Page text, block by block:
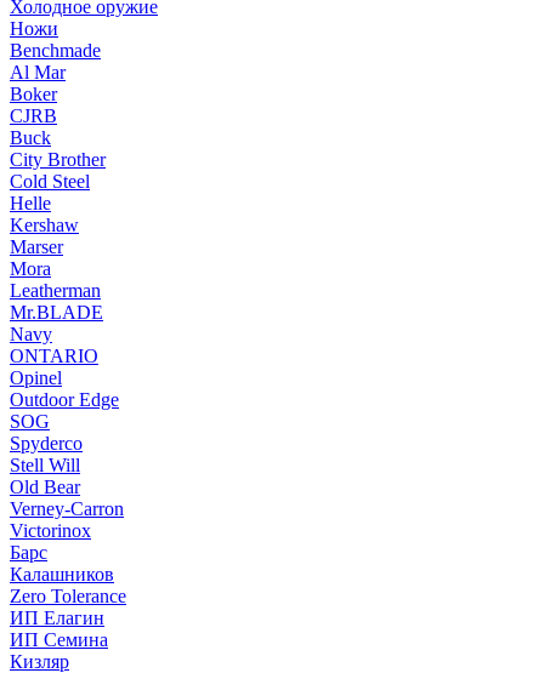
Холодное оружие
Ножи
Benchmade
Al Mar
Boker
CJRB
Buck
City Brother
Cold Steel
Helle
Kershaw
Marser
Mora
Leatherman
Mr.BLADE
Navy
ONTARIO
Opinel
Outdoor Edge
SOG
Spyderco
Stell Will
Old Bear
Verney-Carron
Victorinox
Барс
Калашников
Zero Tolerance
ИП Елагин
ИП Семина
Кизляр